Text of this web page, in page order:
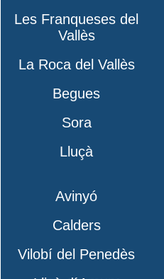
Les Franqueses del
Vallès
La Roca del Vallès
Begues
Sora
Lluçà
Avinyó
Calders
Vilobí del Penedès